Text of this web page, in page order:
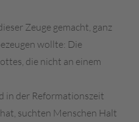
Zeuge gemacht, ganz
wollte: Die
die nicht an einem
in der Reformationszeit
suchten Menschen Halt